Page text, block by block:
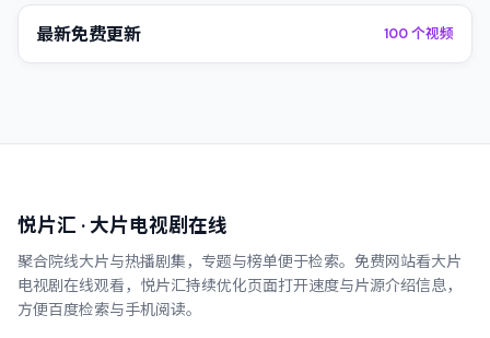
最新免费更新 100个视频
悦片汇 · 大片电视剧在线
聚合院线大片与热播剧集，专题与榜单便于检索。 免费网站看大片
电视剧在线观看 ， 悦片汇持续优化页面打开速度与片源介绍信息，
方便百度检索与手机阅读。